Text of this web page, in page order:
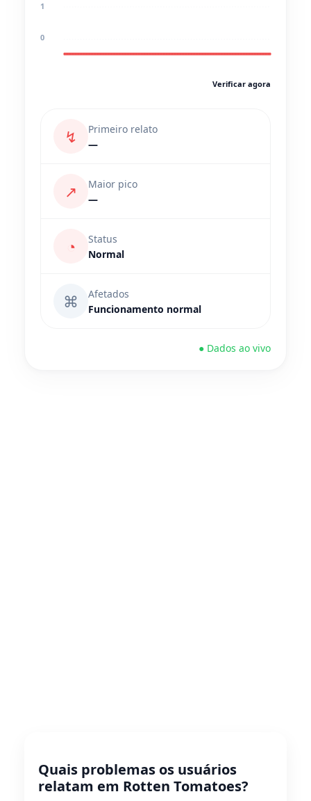
1
0
Verificar agora
↯
Primeiro relato
—
↗
Maior pico
—
◔
Status
Normal
⌘
Afetados
Funcionamento normal
● Dados ao vivo
Quais problemas os usuários
relatam em Rotten Tomatoes?